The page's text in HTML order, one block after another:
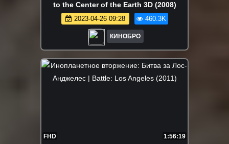
to the Center of the Earth 3D (2008)
2023-04-26 09:28 460.3K
КИНОБРО
FHD 1:56:19